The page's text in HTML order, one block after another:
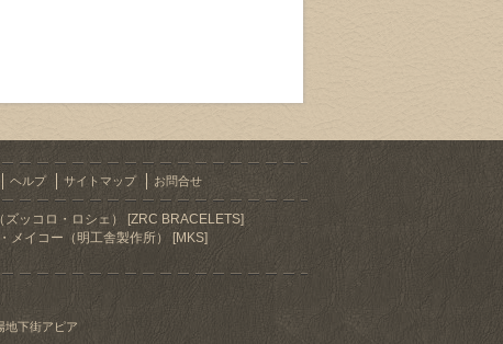
ヘルプ サイトマップ お問合せ
ズッコロ・ロシェ） [ZRC BRACELETS]
メイコー（明工舎製作所） [MKS]
地下街アピア